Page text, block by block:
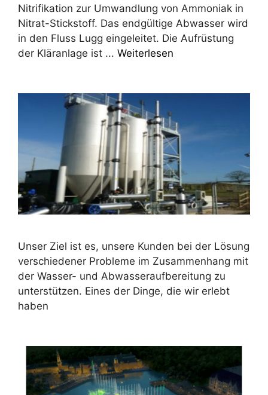
Nitrifikation zur Umwandlung von Ammoniak in
Nitrat-Stickstoff. Das endgültige Abwasser wird
in den Fluss Lugg eingeleitet. Die Aufrüstung
der Kläranlage ist ... Weiterlesen
Unser Ziel ist es, unsere Kunden bei der Lösung
verschiedener Probleme im Zusammenhang mit
der Wasser- und Abwasseraufbereitung zu
unterstützen. Eines der Dinge, die wir erlebt
haben